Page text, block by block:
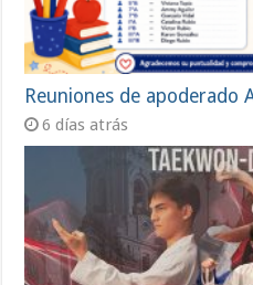
Reuniones de apoderado
6 días atrás